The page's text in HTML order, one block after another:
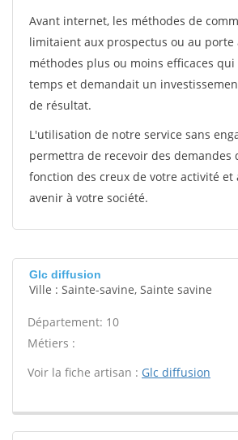
Avant internet, les méthodes de
limitaient aux prospectus ou au porte
méthodes plus ou moins efficaces
temps et demandait un
de résultat.
L'utilisation de notre service sans
permettra de recevoir des demandes
fonction des creux de votre activité et
avenir à votre société.
Glc diffusion
Ville : Sainte-savine, Sainte savine
Département: 10
Métiers :
Voir la fiche artisan : Glc diffusion